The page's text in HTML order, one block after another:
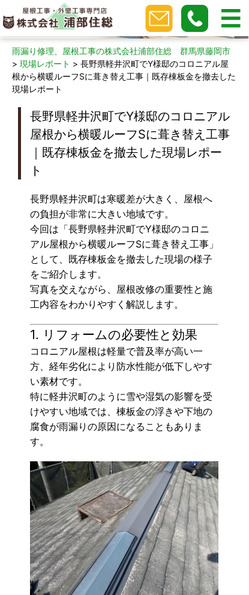
現場レポート
雨漏り修理、屋根工事の株式会社浦部住総 群馬県藤岡市
> 現場レポート > 長野県軽井沢町でY様邸のコロニアル屋
根から横暖ルーフSに葺き替え工事｜既存棟板金を撤去した
現場レポート
長野県軽井沢町でY様邸のコロニアル
屋根から横暖ルーフSに葺き替え工事
｜既存棟板金を撤去した現場レポー
ト
長野県軽井沢町は寒暖差が大きく、屋根へ
の負担が非常に大きい地域です。
今回は「長野県軽井沢町でY様邸のコロニ
アル屋根から横暖ルーフSに葺き替え工事」
として、既存棟板金を撤去した現場の様子
をご紹介します。
写真を交えながら、屋根改修の重要性と施
工内容をわかりやすく解説します。
1. リフォームの必要性と効果
コロニアル屋根は軽量で普及率が高い一
方、経年劣化により防水性能が低下しやす
い素材です。
特に軽井沢町のように雪や湿気の影響を受
けやすい地域では、棟板金の浮きや下地の
腐食が雨漏りの原因になることもありま
す。